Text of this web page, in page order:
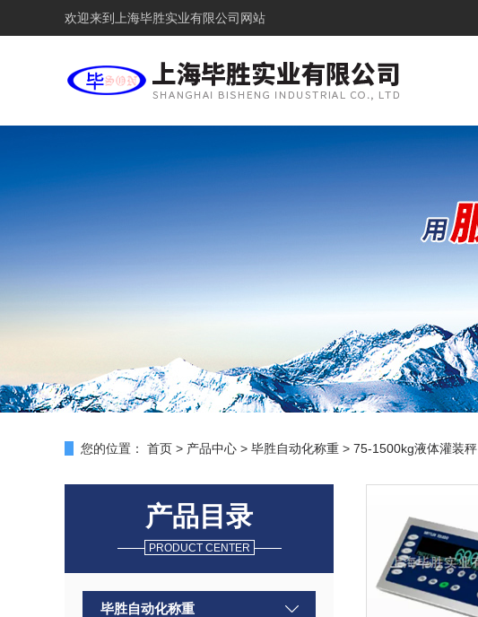
欢迎来到 上海毕胜实业有限公司网站
您的位置： 首页 > 产品中心 > 毕胜自动化称重 > 75-1500kg液体灌装秤
产品目录
PRODUCT CENTER
毕胜自动化称重